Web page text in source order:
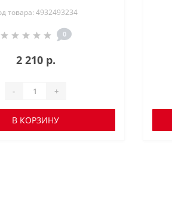
товара: 4932493234
0
2 210 р.
- +
В КОРЗИНУ